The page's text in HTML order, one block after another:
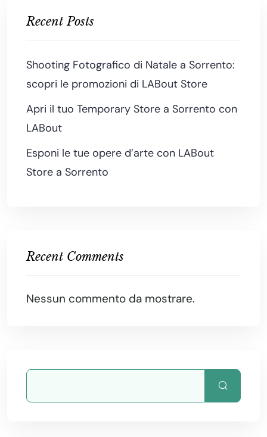
Recent Posts
Shooting Fotografico di Natale a Sorrento:
scopri le promozioni di LABout Store
Apri il tuo Temporary Store a Sorrento con
LABout
Esponi le tue opere d’arte con LABout
Store a Sorrento
Recent Comments
Nessun commento da mostrare.